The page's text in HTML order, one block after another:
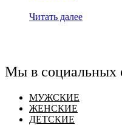
Читать далее
Мы в социальных
МУЖСКИЕ
ЖЕНСКИЕ
ДЕТСКИЕ